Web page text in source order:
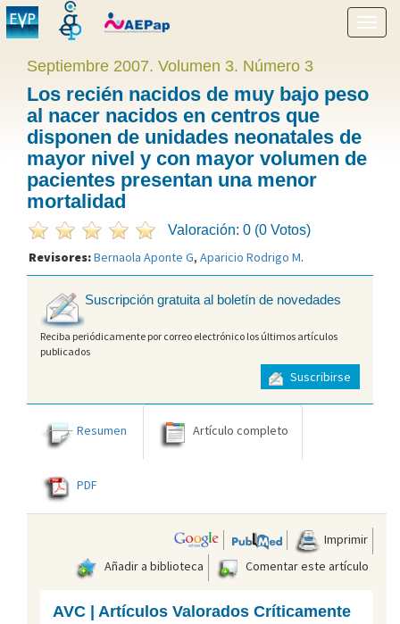
menú
Septiembre 2007. Volumen 3. Número 3
Los recién nacidos de muy bajo peso
al nacer nacidos en centros que
disponen de unidades neonatales de
mayor nivel y con mayor volumen de
pacientes presentan una menor
mortalidad
Valoración: 0 (0 Votos)
Revisores:Bernaola Aponte G, Aparicio Rodrigo M.
Suscripción gratuita al boletín de novedades
Reciba periódicamente por correo electrónico los últimos artículos
publicados
Suscribirse
Resumen Artículo completo
PDF
Imprimir
Añadir a biblioteca
Comentar este artículo
AVC | Artículos Valorados Críticamente